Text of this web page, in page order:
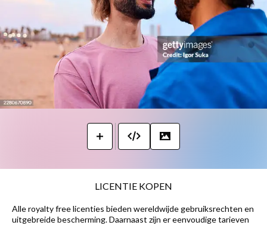
LICENTIE KOPEN
Alle royalty free licenties bieden wereldwijde gebruiksrechten en
uitgebreide bescherming. Daarnaast zijn er eenvoudige tarieven